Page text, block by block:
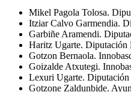
Mikel Pagola Tolosa.
Itziar Calvo Garmendia.
Garbiñe Aramendi.
Haritz Ugarte. Diputación
Gotzon Bernaola.
Goizalde Atxutegi.
Lexuri Ugarte.
Gotzone Zaldunbide.